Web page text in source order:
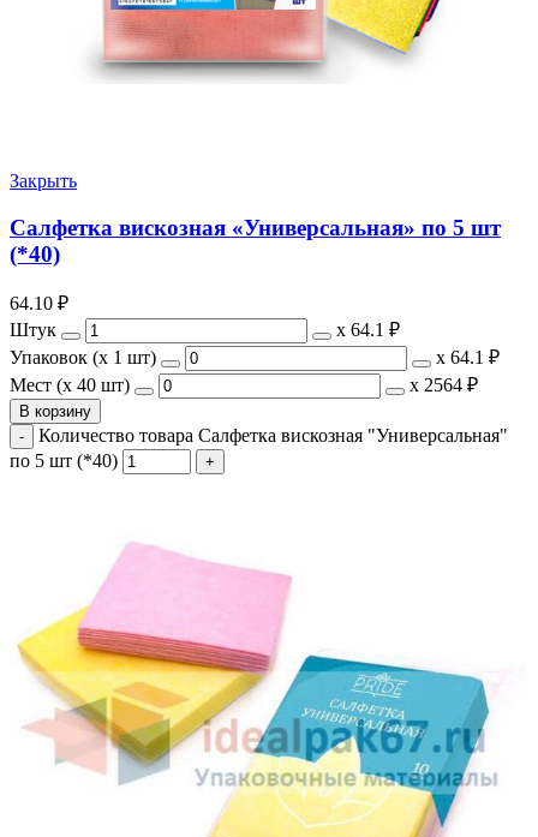
Закрыть
Салфетка вискозная «Универсальная» по 5 шт
(*40)
64.10 ₽
Штук
х 64.1 ₽
Упаковок (x 1 шт)
х 64.1 ₽
Мест (x 40 шт)
х 2564 ₽
В корзину
Количество товара Салфетка вискозная "Универсальная"
по 5 шт (*40)